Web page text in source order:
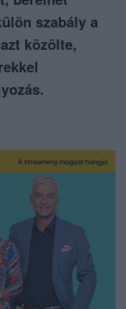
szabály a
közölte,